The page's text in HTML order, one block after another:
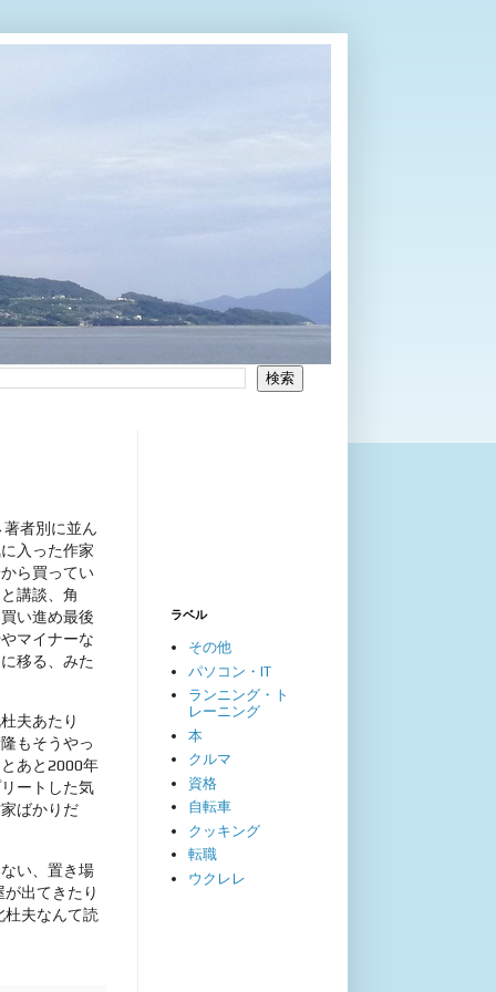
者別に並ん
入った作家
ら買ってい
講談、角
い進め最後
マイナーな
移る、みた
夫あたり
もそうやっ
あと2000年
ートした気
ばかりだ
い、置き場
出てきたり
夫なんて読
ラベル
その他
パソコン・IT
ランニング・ト
レーニング
本
クルマ
資格
自転車
クッキング
転職
ウクレレ